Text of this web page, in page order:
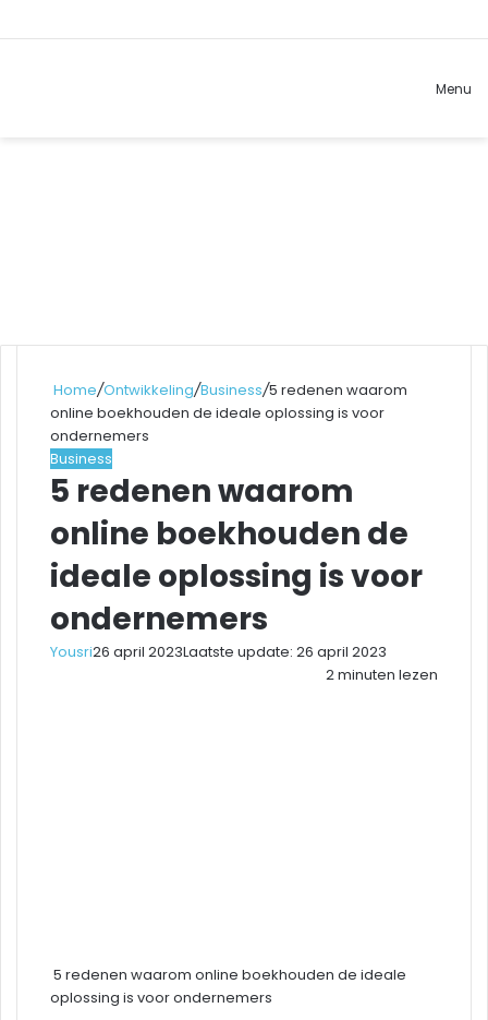
Menu
Home/Ontwikkeling/Business/5 redenen waarom
online boekhouden de ideale oplossing is voor
ondernemers
Business
5 redenen waarom
online boekhouden de
ideale oplossing is voor
ondernemers
Yousri26 april 2023Laatste update: 26 april 2023
2 minuten lezen
5 redenen waarom online boekhouden de ideale
oplossing is voor ondernemers